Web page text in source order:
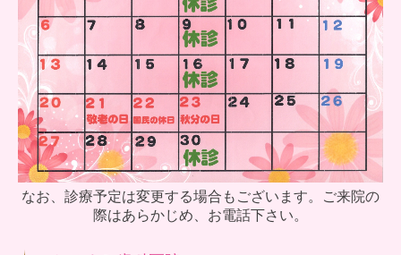
なお、診療予定は変更する場合もございます。ご来院の
際はあらかじめ、お電話下さい。